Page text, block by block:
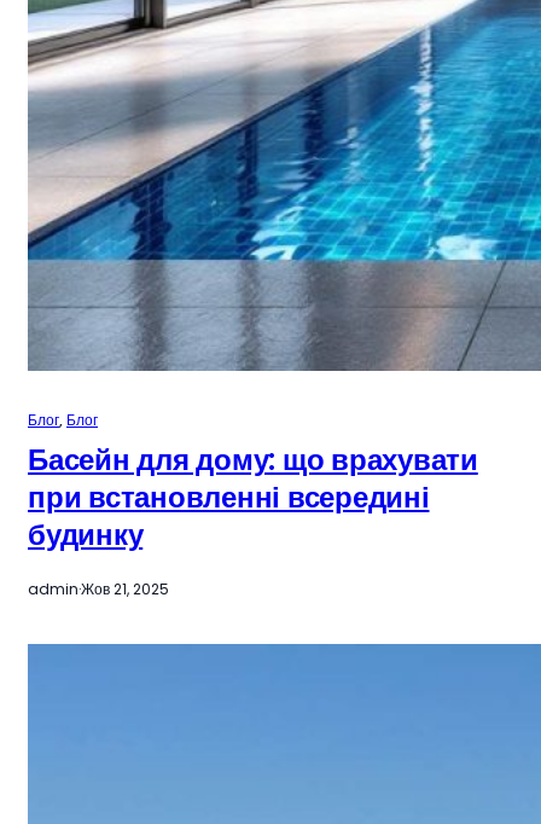
Блог, Блог
Басейн для дому: що врахувати
при встановленні всередині
будинку
admin·Жов 21, 2025